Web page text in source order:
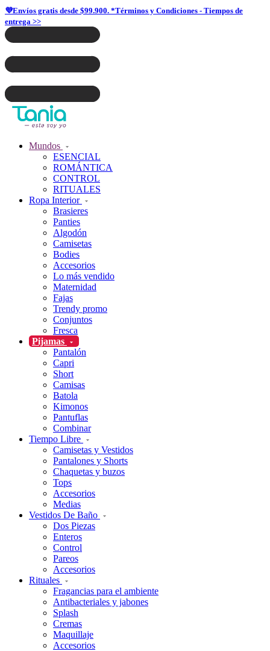
💜Envíos gratis desde $99.900. *Términos y Condiciones - Tiempos de
entrega >>
Mundos
ESENCIAL
ROMÁNTICA
CONTROL
RITUALES
Ropa Interior
Brasieres
Panties
Algodón
Camisetas
Bodies
Accesorios
Lo más vendido
Maternidad
Fajas
Trendy promo
Conjuntos
Fresca
Pijamas
Pantalón
Capri
Short
Camisas
Batola
Kimonos
Pantuflas
Combinar
Tiempo Libre
Camisetas y Vestidos
Pantalones y Shorts
Chaquetas y buzos
Tops
Accesorios
Medias
Vestidos De Baño
Dos Piezas
Enteros
Control
Pareos
Accesorios
Rituales
Fragancias para el ambiente
Antibacteriales y jabones
Splash
Cremas
Maquillaje
Accesorios